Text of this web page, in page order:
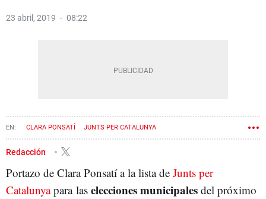
23 abril, 2019 08:22
CLARA PONSATÍ JUNTS PER CATALUNYA
Redacción
Portazo de Clara Ponsatí a la lista de Junts per
Catalunyapara las elecciones municipales del próximo